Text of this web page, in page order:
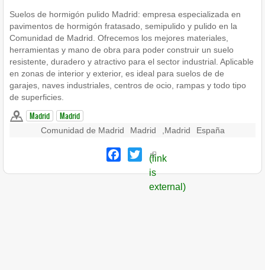
Suelos de hormigón pulido Madrid: empresa especializada en
pavimentos de hormigón fratasado, semipulido y pulido en la
Comunidad de Madrid. Ofrecemos los mejores materiales,
herramientas y mano de obra para poder construir un suelo
resistente, duradero y atractivo para el sector industrial. Aplicable
en zonas de interior y exterior, es ideal para suelos de de
garajes, naves industriales, centros de ocio, rampas y todo tipo
de superficies.
Madrid Madrid
Comunidad de Madrid Madrid Madrid España
Facebook
Twitter
(link
is
external)